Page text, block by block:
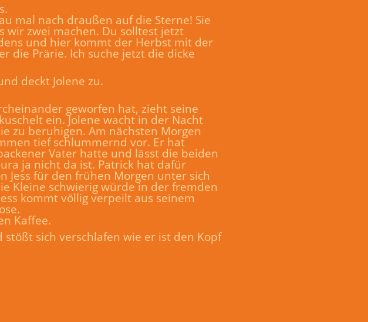
mal nach draußen auf die Sterne! Sie
wir zwei machen. Du solltest jetzt
und hier kommt der Herbst mit der
die Prärie. Ich suche jetzt die dicke
deckt Jolene zu.
geworfen hat, zieht seine
ein. Jolene wacht in der Nacht
zu beruhigen. Am nächsten Morgen
tief schlummernd vor. Er hat
Vater hatte und lässt die beiden
ja nicht da ist. Patrick hat dafür
Jess für den frühen Morgen unter sich
Kleine schwierig würde in der fremden
kommt völlig verpeilt aus seinem
Kaffee.
sich verschlafen wie er ist den Kopf